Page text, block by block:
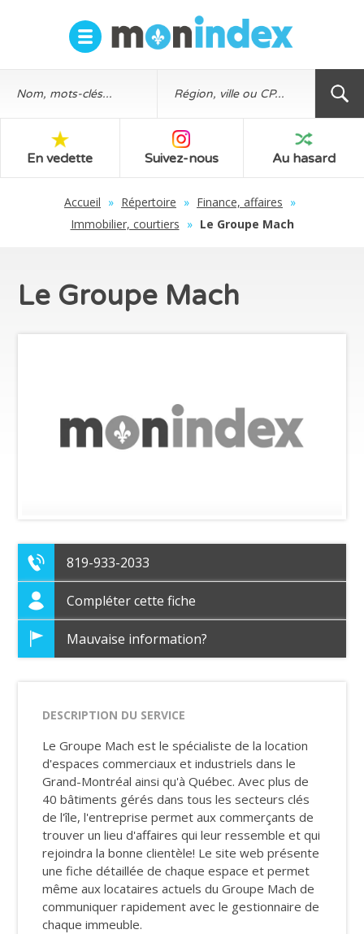
En vedette Suivez-nous Au hasard
Accueil » Répertoire » Finance, affaires »
Immobilier, courtiers » Le Groupe Mach
Le Groupe Mach
819-933-2033
Compléter cette fiche
Mauvaise information?
DESCRIPTION DU SERVICE
Le Groupe Mach est le spécialiste de la location
d'espaces commerciaux et industriels dans le
Grand-Montréal ainsi qu'à Québec. Avec plus de
40 bâtiments gérés dans tous les secteurs clés
de l'île, l'entreprise permet aux commerçants de
trouver un lieu d'affaires qui leur ressemble et qui
rejoindra la bonne clientèle! Le site web présente
une fiche détaillée de chaque espace et permet
même aux locataires actuels du Groupe Mach de
communiquer rapidement avec le gestionnaire de
chaque immeuble.